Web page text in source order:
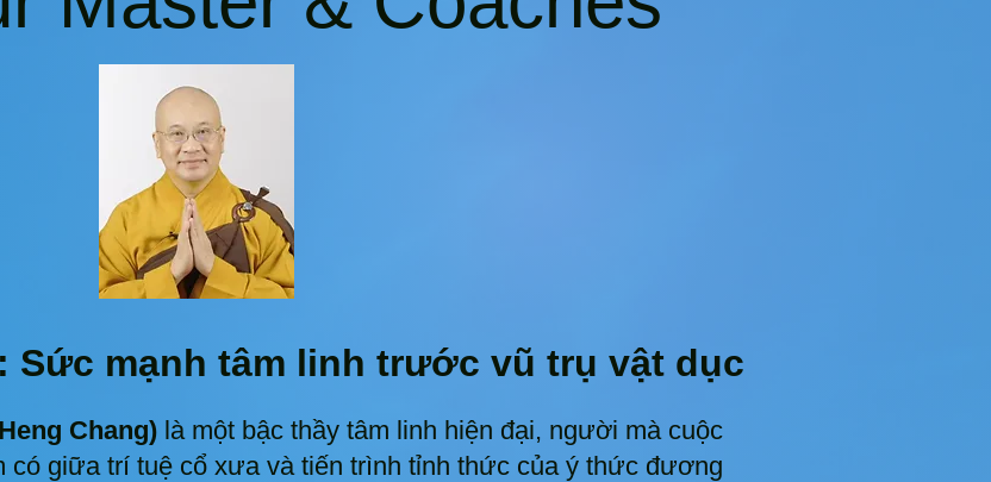
Sức mạnh tâm linh trước vũ trụ vật dục
Chang) là một bậc thầy tâm linh hiện đại, người mà cuộc
có giữa trí tuệ cổ xưa và tiến trình tỉnh thức của ý thức đương